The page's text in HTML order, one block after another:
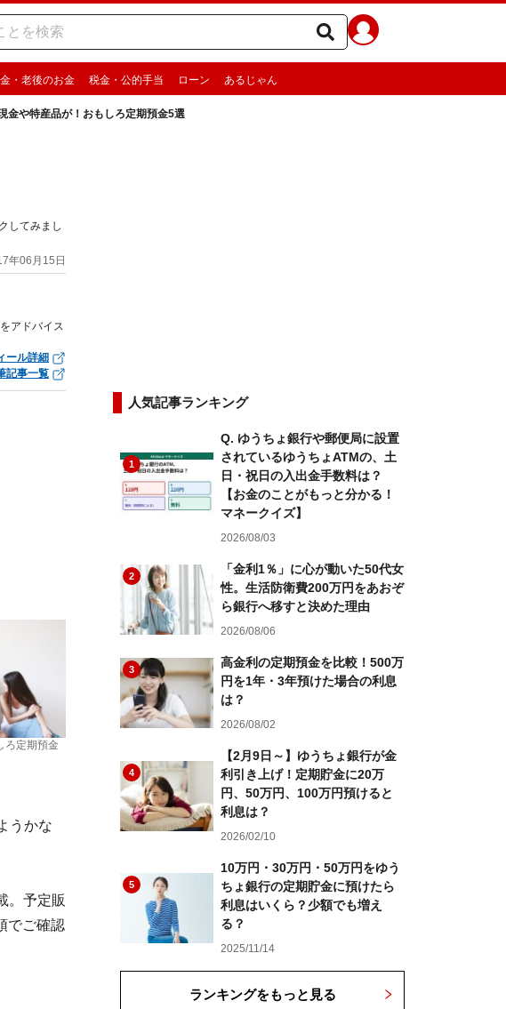
・老後のお金 税金・公的手当 ローン あるじゃん
金や特産品が！おもしろ定期預金5選
してみまし
年06月15日
アドバイス
ール詳細
記事一覧
ろ定期預金
うかな
。予定販
でご確認
人気記事ランキング
1
Q. ゆうちょ銀行や郵便局に設置
されているゆうちょATMの、土
日・祝日の入出金手数料は？
【お金のことがもっと分かる！
マネークイズ】
2026/08/03
2
「金利1％」に心が動いた50代女
性。生活防衛費200万円をあおぞ
ら銀行へ移すと決めた理由
2026/08/06
3
高金利の定期預金を比較！500万
円を1年・3年預けた場合の利息
は？
2026/08/02
4
【2月9日～】ゆうちょ銀行が金
利引き上げ！定期貯金に20万
円、50万円、100万円預けると
利息は？
2026/02/10
5
10万円・30万円・50万円をゆう
ちょ銀行の定期貯金に預けたら
利息はいくら？少額でも増え
る？
2025/11/14
ランキングをもっと見る